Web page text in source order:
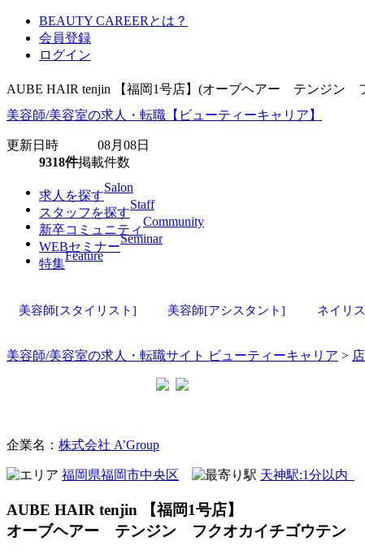
BEAUTY CAREERとは？
会員登録
ログイン
AUBE HAIR tenjin 【福岡1号店】(オーブヘアー テンジン
美容師/美容室の求人・転職【ビューティーキャリア】
更新日時 08月08日
9318件掲載件数
求人を探す
Salon
スタッフを探す
Staff
新卒コミュニティ
Community
WEBセミナー
Seminar
特集
Feature
美容師[スタイリスト] 美容師[アシスタント] ネイリ
美容師/美容室の求人・転職サイト ビューティーキャリア >
企業名： 株式会社 A’Group
福岡県福岡市中央区 天神駅:1分以内
AUBE HAIR tenjin 【福岡1号店】
オーブヘアー テンジン フクオカイチゴウテン